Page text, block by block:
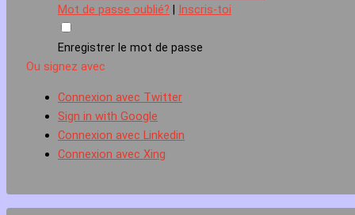
Mot de passe oublié? | Inscris-toi
Enregistrer le mot de passe
Ou signez avec
Connexion avec Twitter
Sign in with Google
Connexion avec Linkedin
Connexion avec Xing